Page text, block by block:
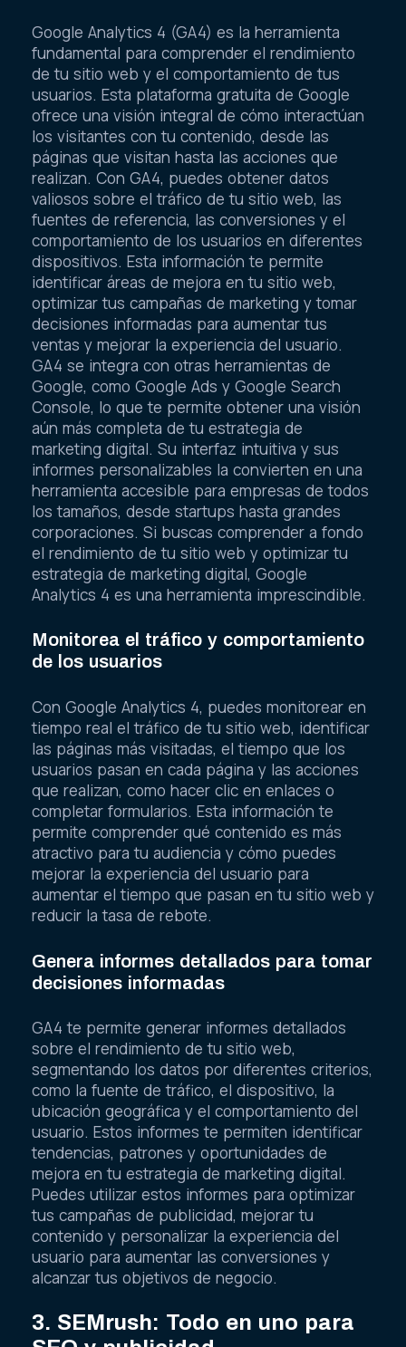
Google Analytics 4 (GA4) es la herramienta
fundamental para comprender el rendimiento
de tu sitio web y el comportamiento de tus
usuarios. Esta plataforma gratuita de Google
ofrece una visión integral de cómo interactúan
los visitantes con tu contenido, desde las
páginas que visitan hasta las acciones que
realizan. Con GA4, puedes obtener datos
valiosos sobre el tráfico de tu sitio web, las
fuentes de referencia, las conversiones y el
comportamiento de los usuarios en diferentes
dispositivos. Esta información te permite
identificar áreas de mejora en tu sitio web,
optimizar tus campañas de marketing y tomar
decisiones informadas para aumentar tus
ventas y mejorar la experiencia del usuario.
GA4 se integra con otras herramientas de
Google, como Google Ads y Google Search
Console, lo que te permite obtener una visión
aún más completa de tu estrategia de
marketing digital. Su interfaz intuitiva y sus
informes personalizables la convierten en una
herramienta accesible para empresas de todos
los tamaños, desde startups hasta grandes
corporaciones. Si buscas comprender a fondo
el rendimiento de tu sitio web y optimizar tu
estrategia de marketing digital, Google
Analytics 4 es una herramienta imprescindible.
Monitorea el tráfico y comportamiento
de los usuarios
Con Google Analytics 4, puedes monitorear en
tiempo real el tráfico de tu sitio web, identificar
las páginas más visitadas, el tiempo que los
usuarios pasan en cada página y las acciones
que realizan, como hacer clic en enlaces o
completar formularios. Esta información te
permite comprender qué contenido es más
atractivo para tu audiencia y cómo puedes
mejorar la experiencia del usuario para
aumentar el tiempo que pasan en tu sitio web y
reducir la tasa de rebote.
Genera informes detallados para tomar
decisiones informadas
GA4 te permite generar informes detallados
sobre el rendimiento de tu sitio web,
segmentando los datos por diferentes criterios,
como la fuente de tráfico, el dispositivo, la
ubicación geográfica y el comportamiento del
usuario. Estos informes te permiten identificar
tendencias, patrones y oportunidades de
mejora en tu estrategia de marketing digital.
Puedes utilizar estos informes para optimizar
tus campañas de publicidad, mejorar tu
contenido y personalizar la experiencia del
usuario para aumentar las conversiones y
alcanzar tus objetivos de negocio.
3. SEMrush: Todo en uno para